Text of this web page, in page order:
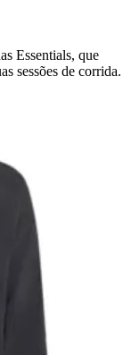
Essentials, que
sessões de corrida.